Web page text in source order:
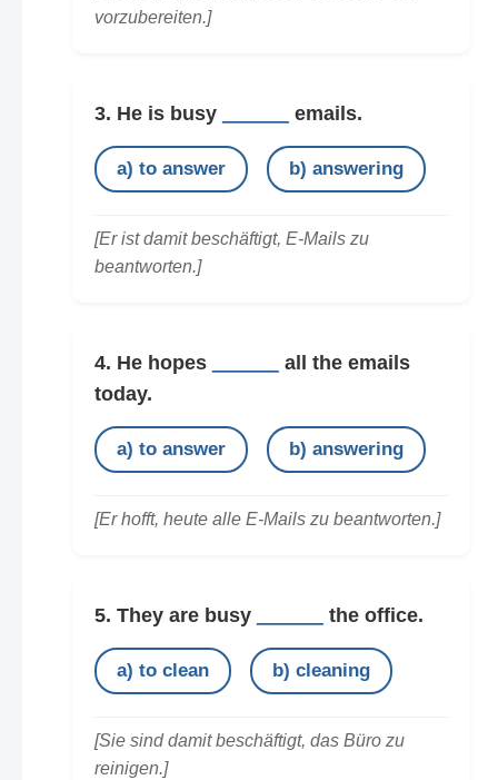
vorzubereiten.]
3. He is busy emails.
a) to answer b) answering
[Er ist damit beschäftigt, E-Mails zu
beantworten.]
4. He hopes
all the emails
today.
a) to answer b) answering
[Er hofft, heute alle E-Mails zu beantworten.]
5. They are busy the office.
a) to clean b) cleaning
[Sie sind damit beschäftigt, das Büro zu
reinigen.]